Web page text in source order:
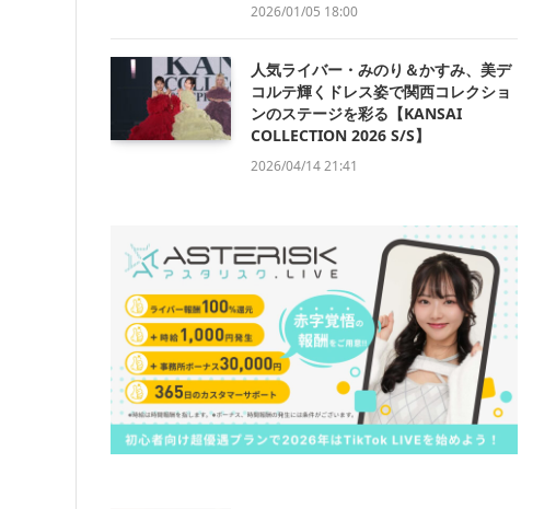
2026/01/05 18:00
人気ライバー・みのり＆かすみ、美デ
コルテ輝くドレス姿で関西コレクショ
ンのステージを彩る【KANSAI
COLLECTION 2026 S/S】
2026/04/14 21:41